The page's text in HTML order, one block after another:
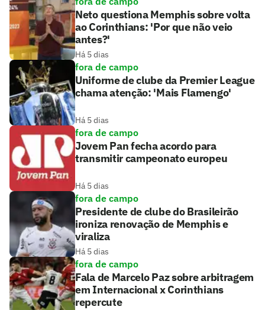
Neto questiona Memphis sobre volta
ao Corinthians: 'Por que não veio
antes?'
Há 5 dias
fora de campo
Uniforme de clube da Premier League
chama atenção: 'Mais Flamengo'
Há 5 dias
fora de campo
Jovem Pan fecha acordo para
transmitir campeonato europeu
Há 5 dias
fora de campo
Presidente de clube do Brasileirão
ironiza renovação de Memphis e
viraliza
Há 5 dias
fora de campo
Fala de Marcelo Paz sobre arbitragem
em Internacional x Corinthians
repercute